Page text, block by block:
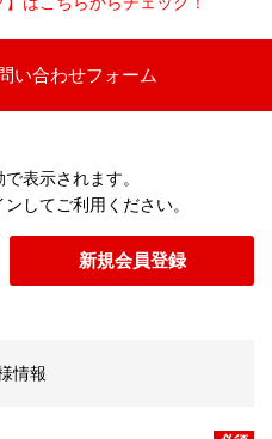
い合わせフォーム
表示されます。
してご利用ください。
新規会員登録
情報